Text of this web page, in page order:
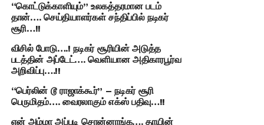
“கொட்டுக்காளியும்” உலகத்தரமான படம்
தான்…. செய்தியாளர்கள் சந்திப்பில் நடிகர்
சூரி…!!
விசில் போடு….! நடிகர் சூரியின் அடுத்த
படத்தின் அப்டேட்…. வெளியான அதிகாரபூர்வ
அறிவிப்பு….!!
“பெர்லின் டூ ராஜாக்கூர்” – நடிகர் சூரி
பெருமிதம்…. வைரலாகும் எக்ஸ் பதிவு…!!
என் அம்மா அப்படி சொன்னாங்க…. தாயின்